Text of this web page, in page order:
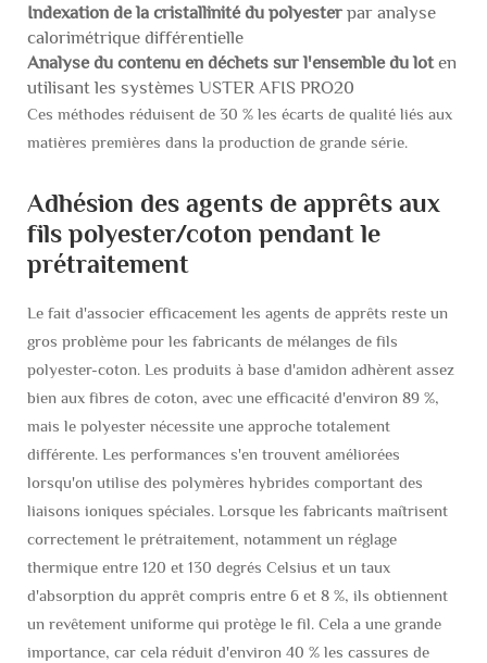
Indexation de la cristallinité du polyester par analyse
calorimétrique différentielle
Analyse du contenu en déchets sur l'ensemble du loten
utilisant les systèmes USTER AFIS PRO20
Ces méthodes réduisent de 30 % les écarts de qualité liés aux
matières premières dans la production de grande série.
Adhésion des agents de apprêts aux
fils polyester/coton pendant le
prétraitement
Le fait d'associer efficacement les agents de apprêts reste un
gros problème pour les fabricants de mélanges de fils
polyester-coton. Les produits à base d'amidon adhèrent assez
bien aux fibres de coton, avec une efficacité d'environ 89 %,
mais le polyester nécessite une approche totalement
différente. Les performances s'en trouvent améliorées
lorsqu'on utilise des polymères hybrides comportant des
liaisons ioniques spéciales. Lorsque les fabricants maîtrisent
correctement le prétraitement, notamment un réglage
thermique entre 120 et 130 degrés Celsius et un taux
d'absorption du apprêt compris entre 6 et 8 %, ils obtiennent
un revêtement uniforme qui protège le fil. Cela a une grande
importance, car cela réduit d'environ 40 % les cassures de